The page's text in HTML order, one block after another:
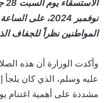
نوفمبر 2024،
المواطنين نظراً للجفاف
وأكدت الوزارة أن هذه
عليه وسلم، الذي كان
مشددة على أهمية اغتنام